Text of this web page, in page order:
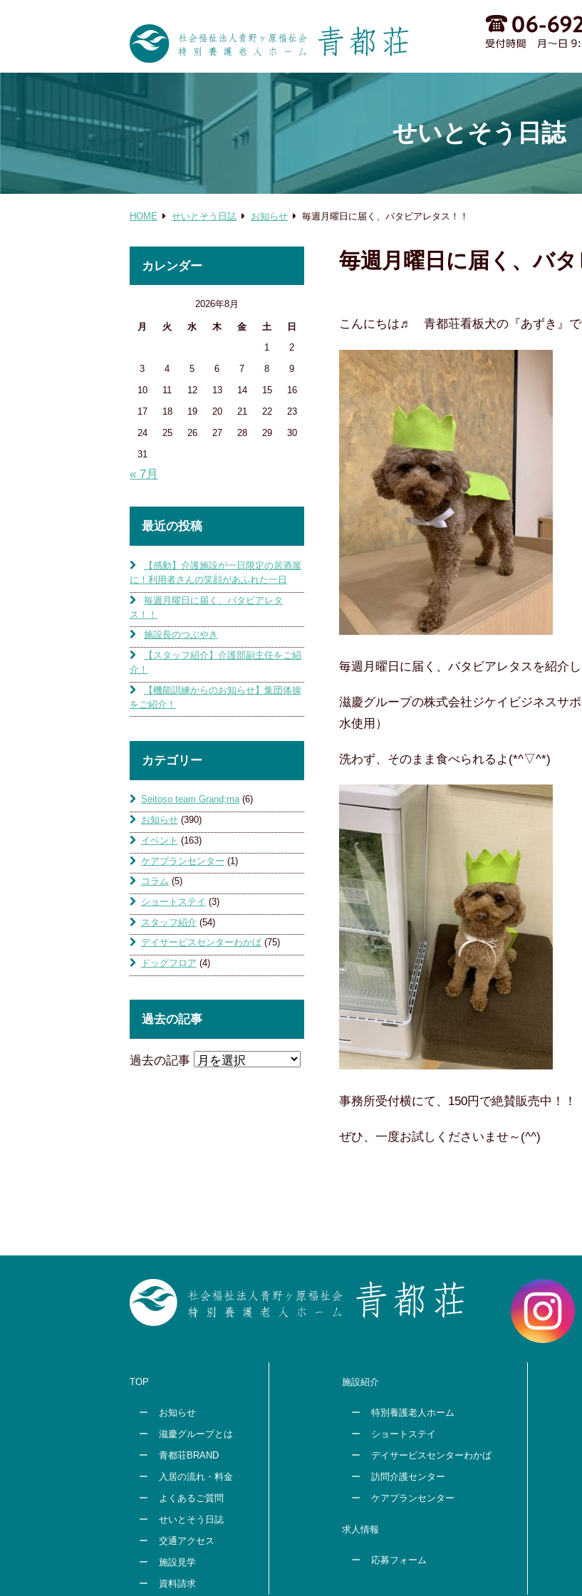
せいとそう日誌
HOME せいとそう日誌 お知らせ 毎週月曜日に届く、バタビアレタス！！
毎週月曜日に届く、バタ
こんにちは♬ 青都荘看板犬の『あずき』
毎週月曜日に届く、バタビアレタスを紹介し
滋慶グループの株式会社ジケイビジネスサ
水使用）
洗わず、そのまま食べられるよ(*^▽^*)
事務所受付横にて、150円で絶賛販売中！！
ぜひ、一度お試しくださいませ～(^^)
カレンダー
2026年8月
月 火 水 木 金 土
日
1
2
3
4 5 6 7 8
9
10
11 12 13 14 15
16
17
18 19 20 21 22
23
24
25 26 27 28 29
30
31
« 7月
最近の投稿
【感動】介護施設が一日限定の居酒屋
に！利用者さんの笑顔があふれた一日
毎週月曜日に届く、バタビアレタ
ス！！
施設長のつぶやき
【スタッフ紹介】介護部副主任をご紹
介！
【機能訓練からのお知らせ】集団体操
をご紹介！
カテゴリー
Seitoso team Grand;ma(6)
お知らせ(390)
イベント (163)
ケアプランセンター (1)
コラム (5)
ショートステイ (3)
スタッフ紹介 (54)
デイサービスセンターわかば(75)
ドッグフロア (4)
過去の記事
過去の記事
TOP
お知らせ
滋慶グループとは
青都荘BRAND
入居の流れ・料金
よくあるご質問
せいとそう日誌
交通アクセス
施設見学
資料請求
施設紹介
特別養護老人ホーム
ショートステイ
デイサービスセンターわかば
訪問介護センター
ケアプランセンター
求人情報
応募フォーム